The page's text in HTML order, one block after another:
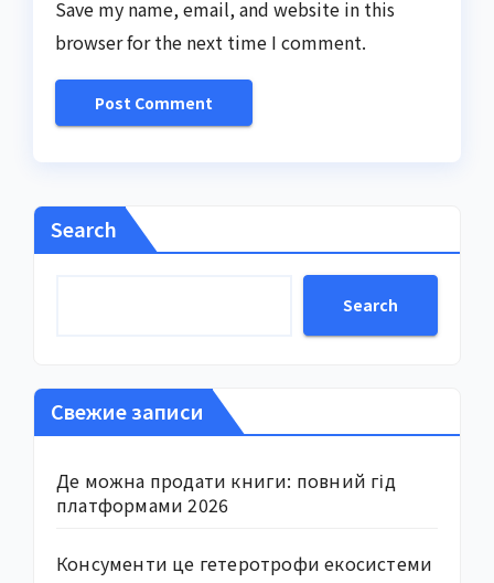
Save my name, email, and website in this
browser for the next time I comment.
Search
Search
Свежие записи
Де можна продати книги: повний гід
платформами 2026
Консументи це гетеротрофи екосистеми